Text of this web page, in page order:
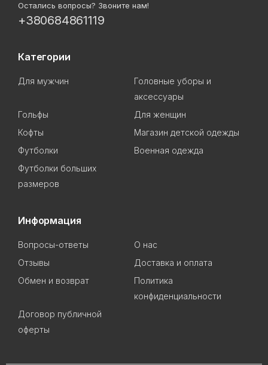
Остались вопросы? Звоните нам!
+380684861119
Категории
Для мужчин
Головные уборы и
аксессуары
Гольфы
Для женщин
Кофты
Магазин детской одежды
Футболки
Военная одежда
Футболки больших
размеров
Информация
Вопросы-ответы
О нас
Отзывы
Доставка и оплата
Обмен и возврат
Политика
конфиденциальности
Договор публичной
оферты